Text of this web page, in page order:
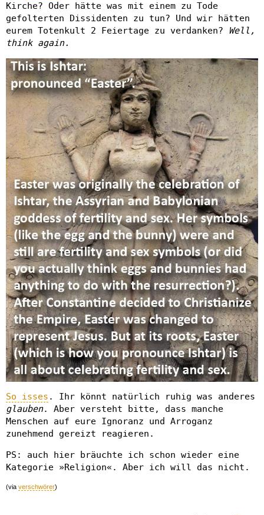
Kirche? Oder hätte was mit einem zu Tode
gefolterten Dissidenten zu tun? Und wir hätten
eurem Totenkult 2 Feiertage zu verdanken? Well,
think again.
So isses . Ihr könnt natürlich ruhig was anderes
glauben. Aber versteht bitte, dass manche
Menschen auf eure Ignoranz und Arroganz
zunehmend gereizt reagieren.
PS: auch hier bräuchte ich schon wieder eine
Kategorie »Religion«. Aber ich will das nicht.
(via verschwörer)